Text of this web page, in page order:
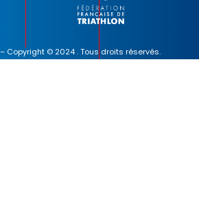
– Copyright © 2024 . Tous droits réservés.